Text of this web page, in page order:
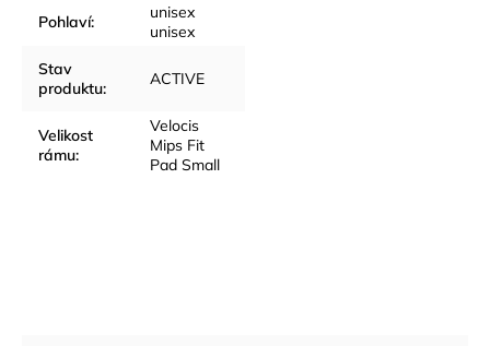
Pohlaví:
unisex
unisex
Stav
produktu: ACTIVE
Velikost
rámu:
Velocis
Mips Fit
Pad Small